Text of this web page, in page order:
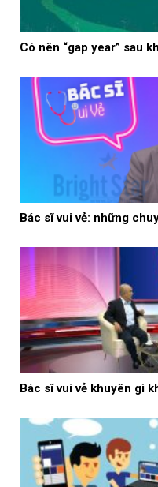
Có nên “gap year” sau
Bác sĩ vui vẻ: những
Bác sĩ vui vẻ khuyên gì